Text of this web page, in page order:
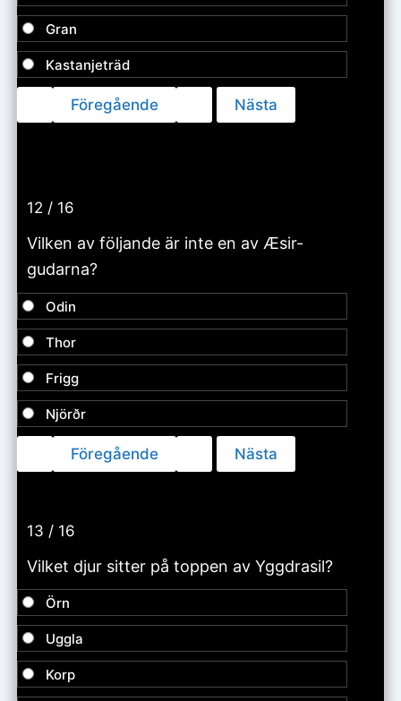
Gran
Kastanjeträd
12 / 16
Vilken av följande är inte en av Æsir-
gudarna?
Odin
Thor
Frigg
Njörðr
13 / 16
Vilket djur sitter på toppen av Yggdrasil?
Örn
Uggla
Korp